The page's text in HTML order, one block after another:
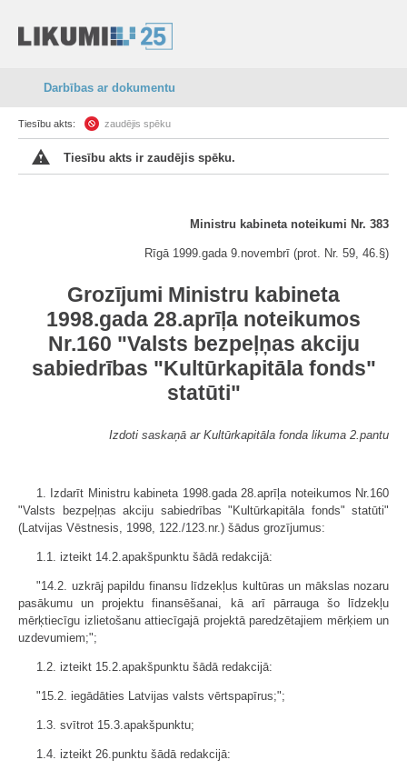
Darbības ar dokumentu
Tiesību akts: zaudējis spēku
Tiesību akts ir zaudējis spēku.
Ministru kabineta noteikumi Nr. 383
Rīgā 1999.gada 9.novembrī (prot. Nr. 59, 46.§)
Grozījumi Ministru kabineta
1998.gada 28.aprīļa noteikumos
Nr.160 "Valsts bezpeļņas akciju
sabiedrības "Kultūrkapitāla fonds"
statūti"
Izdoti saskaņā ar Kultūrkapitāla fonda likuma 2.pantu
1. Izdarīt Ministru kabineta 1998.gada 28.aprīļa noteikumos Nr.160
"Valsts bezpeļņas akciju sabiedrības "Kultūrkapitāla fonds" statūti"
(Latvijas Vēstnesis, 1998, 122./123.nr.) šādus grozījumus:
1.1. izteikt 14.2.apakšpunktu šādā redakcijā:
"14.2. uzkrāj papildu finansu līdzekļus kultūras un mākslas nozaru
pasākumu un projektu finansēšanai, kā arī pārrauga šo līdzekļu
mērķtiecīgu izlietošanu attiecīgajā projektā paredzētajiem mērķiem un
uzdevumiem;";
1.2. izteikt 15.2.apakšpunktu šādā redakcijā:
"15.2. iegādāties Latvijas valsts vērtspapīrus;";
1.3. svītrot 15.3.apakšpunktu;
1.4. izteikt 26.punktu šādā redakcijā: